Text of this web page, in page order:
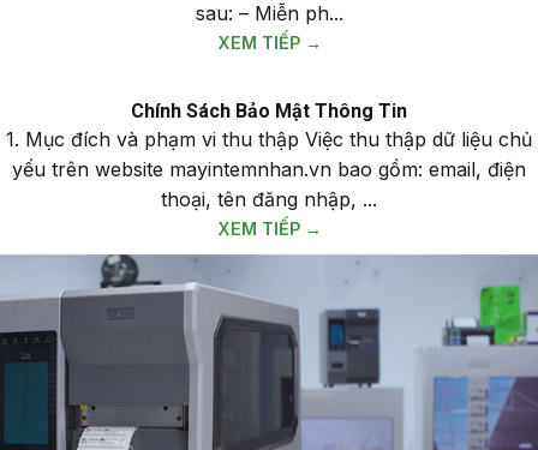
sau: – Miễn ph...
XEM TIẾP →
Chính Sách Bảo Mật Thông Tin
1. Mục đích và phạm vi thu thập Việc thu thập dữ liệu chủ
yếu trên website mayintemnhan.vn bao gồm: email, điện
thoại, tên đăng nhập, ...
XEM TIẾP →